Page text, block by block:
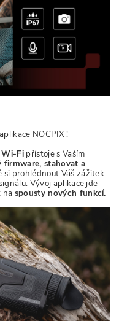
NOCPIX !
Wi-Fi přístoje s Vaším
firmware, stahovat a
si prohlédnout Váš zážitek
Vývoj aplikace jde
na spousty nových funkcí.